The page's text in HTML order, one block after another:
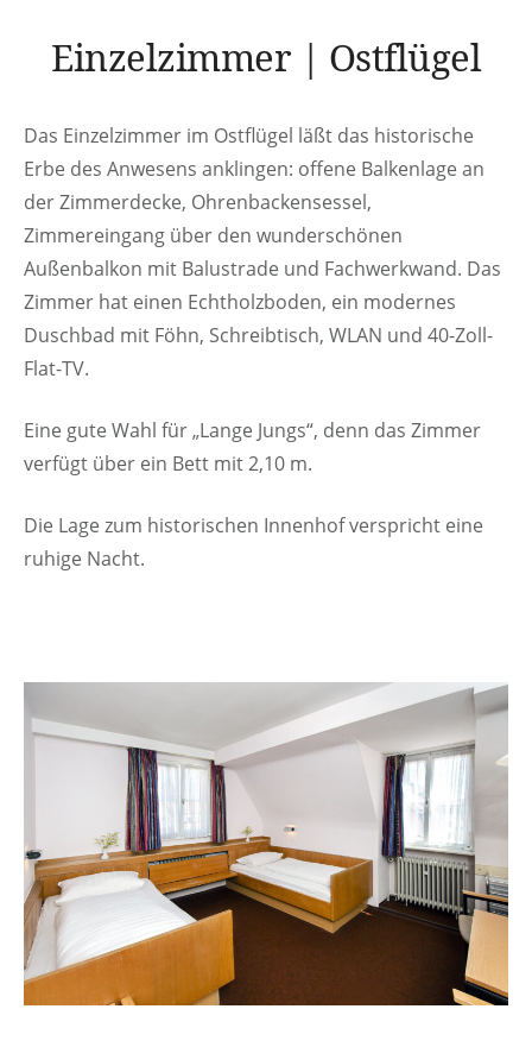
Einzelzimmer | Ostflügel
Das Einzelzimmer im Ostflügel läßt das historische
Erbe des Anwesens anklingen: offene Balkenlage an
der Zimmerdecke, Ohrenbackensessel,
Zimmereingang über den wunderschönen
Außenbalkon mit Balustrade und Fachwerkwand. Das
Zimmer hat einen Echtholzboden, ein modernes
Duschbad mit Föhn, Schreibtisch, WLAN und 40-Zoll-
Flat-TV.
Eine gute Wahl für „Lange Jungs“, denn das Zimmer
verfügt über ein Bett mit 2,10 m.
Die Lage zum historischen Innenhof verspricht eine
ruhige Nacht.